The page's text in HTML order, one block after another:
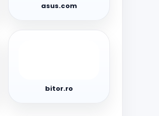
asus.com
bitor.ro